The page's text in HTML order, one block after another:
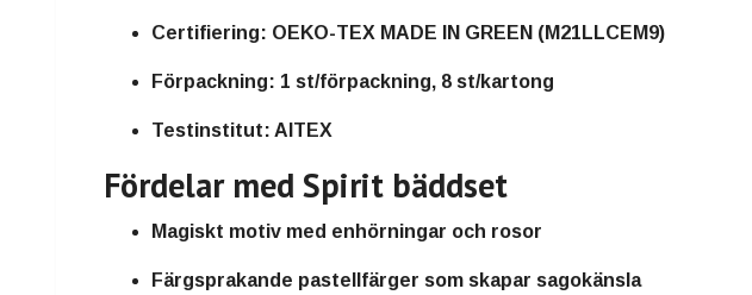
Certifiering: OEKO-TEX MADE IN GREEN (M21LLCEM9)
Förpackning: 1 st/förpackning, 8 st/kartong
Testinstitut: AITEX
Fördelar med Spirit bäddset
Magiskt motiv med enhörningar och rosor
Färgsprakande pastellfärger som skapar sagokänsla